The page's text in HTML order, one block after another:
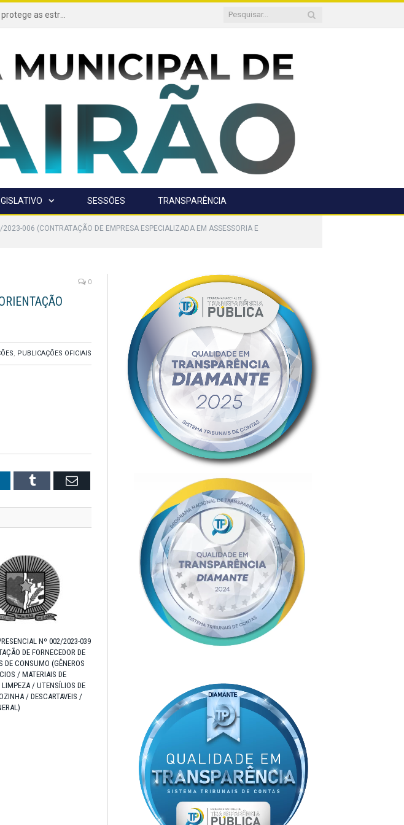
Projeto de autoria do presidente Gessé Maranata que protege as estradas vicinais de Trairão é transformado em lei
SESSÕES TRANSPARÊNCIA
2023-006 (CONTRATAÇÃO DE EMPRESA ESPECIALIZADA EM ASSESSORIA E
0
, PUBLICAÇÕES OFICIAIS
Tumblr Email
Nº 002/2023-039
DE FORNECEDOR DE
DE CONSUMO (GÊNEROS
/ MATERIAIS DE
LIMPEZA / UTENSÍLIOS DE
/ DESCARTAVEIS /